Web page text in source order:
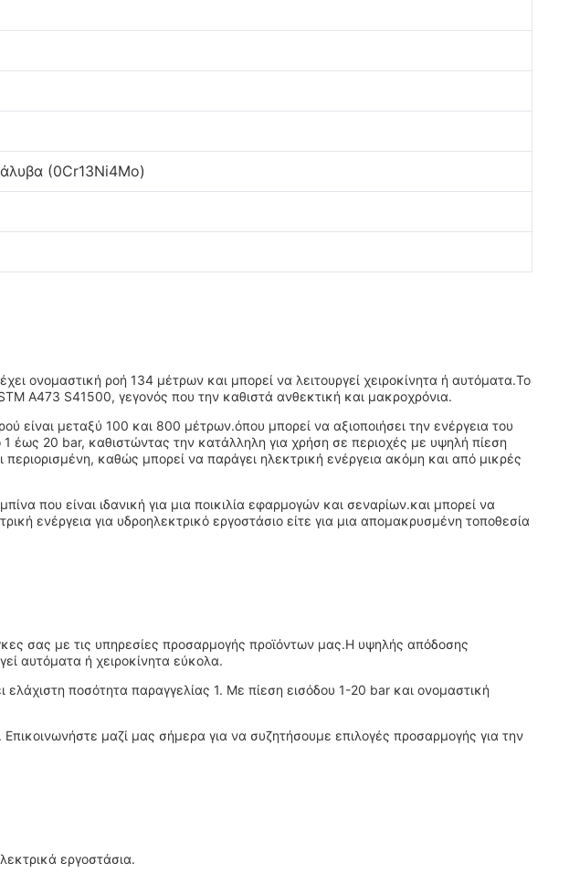
(0Cr13Ni4Mo)
ονομαστική ροή 134 μέτρων και μπορεί να λειτουργεί χειροκίνητα ή αυτόματα.Το
A473 S41500, γεγονός που την καθιστά ανθεκτική και μακροχρόνια.
είναι μεταξύ 100 και 800 μέτρων.όπου μπορεί να αξιοποιήσει την ενέργεια του
έως 20 bar, καθιστώντας την κατάλληλη για χρήση σε περιοχές με υψηλή πίεση
καθώς μπορεί να παράγει ηλεκτρική ενέργεια ακόμη και από μικρές
που είναι ιδανική για μια ποικιλία εφαρμογών και σεναρίων.και μπορεί να
ενέργεια για υδροηλεκτρικό εργοστάσιο είτε για μια απομακρυσμένη τοποθεσία
σας με τις υπηρεσίες προσαρμογής προϊόντων μας.Η υψηλής απόδοσης
αυτόματα ή χειροκίνητα εύκολα.
ποσότητα παραγγελίας 1. Με πίεση εισόδου 1-20 bar και ονομαστική
μαζί μας σήμερα για να συζητήσουμε επιλογές προσαρμογής για την
εργοστάσια.